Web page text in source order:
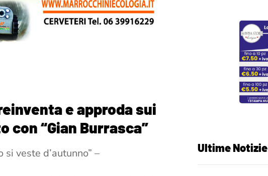
e approda sui
con “Gian Burrasca”
veste d’autunno” – Ultime Notizie